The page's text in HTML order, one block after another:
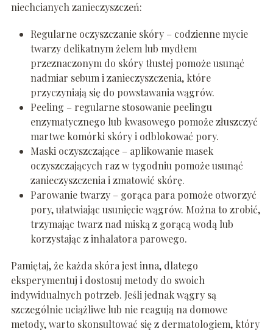
niechcianych zanieczyszczeń:
Regularne oczyszczanie skóry – codzienne mycie
twarzy delikatnym żelem lub mydłem
przeznaczonym do skóry tłustej pomoże usunąć
nadmiar sebum i zanieczyszczenia, które
przyczyniają się do powstawania wągrów.
Peeling – regularne stosowanie peelingu
enzymatycznego lub kwasowego pomoże złuszczyć
martwe komórki skóry i odblokować pory.
Maski oczyszczające – aplikowanie masek
oczyszczających raz w tygodniu pomoże usunąć
zanieczyszczenia i zmatowić skórę.
Parowanie twarzy – gorąca para pomoże otworzyć
pory, ułatwiając usunięcie wągrów. Można to zrobić,
trzymając twarz nad miską z gorącą wodą lub
korzystając z inhalatora parowego.
Pamiętaj, że każda skóra jest inna, dlatego
eksperymentuj i dostosuj metody do swoich
indywidualnych potrzeb. Jeśli jednak wągry są
szczególnie uciążliwe lub nie reagują na domowe
metody, warto skonsultować się z dermatologiem, który